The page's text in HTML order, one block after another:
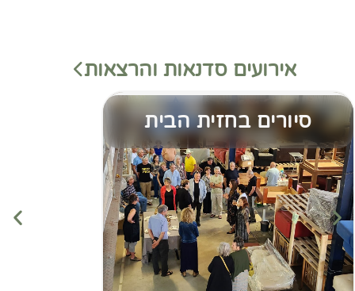
אירועים סדנאות והרצאות
סיורים בחזית הבית